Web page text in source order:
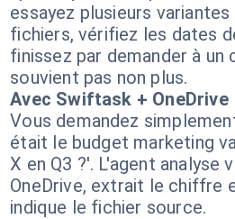
essayez plusieurs
fichiers, vérifiez les dates
finissez par demander à un
souvient pas non plus.
Avec Swiftask + OneDrive
Vous demandez
était le budget marketing
X en Q3 ?'. L'agent analyse
OneDrive, extrait le chiffre
indique le fichier source.